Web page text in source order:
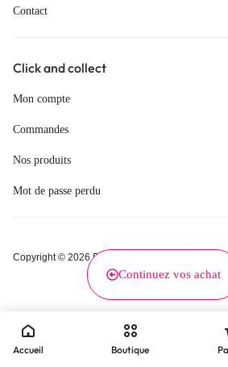
Continuez vos achat
Contact
Click and collect
Mon compte
Commandes
Nos produits
Mot de passe perdu
Copyright © 2026 Renée, Tous droits réservés.
Accueil Boutique